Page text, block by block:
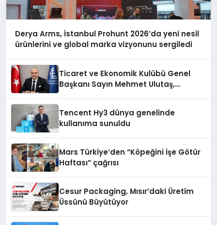
Derya Arms, İstanbul Prohunt 2026’da yeni nesil
ürünlerini ve global marka vizyonunu sergiledi
Ticaret ve Ekonomik Kulübü Genel
Başkanı Sayın Mehmet Ulutaş,
Tencent Hy3 dünya genelinde
kullanıma sunuldu
Mars Türkiye’den “Köpeğini İşe Götür
Haftası” çağrısı
Cesur Packaging, Mısır’daki Üretim
Üssünü Büyütüyor